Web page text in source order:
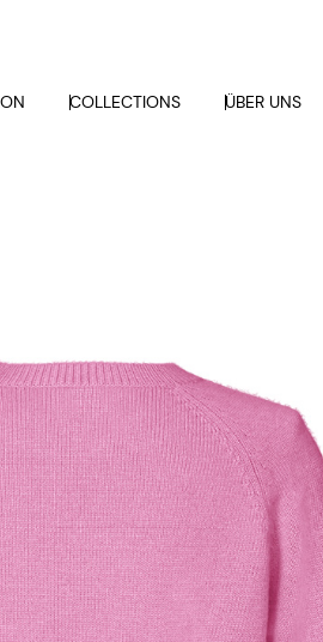
COLLECTIONS ÜBER UNS
Alternative:
aus hochwertigem Kaschmir in
Kaschmirgarn.